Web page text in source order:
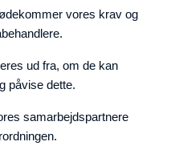
vores krav og
ud fra, om de kan
påvise dette.
samarbejdspartnere